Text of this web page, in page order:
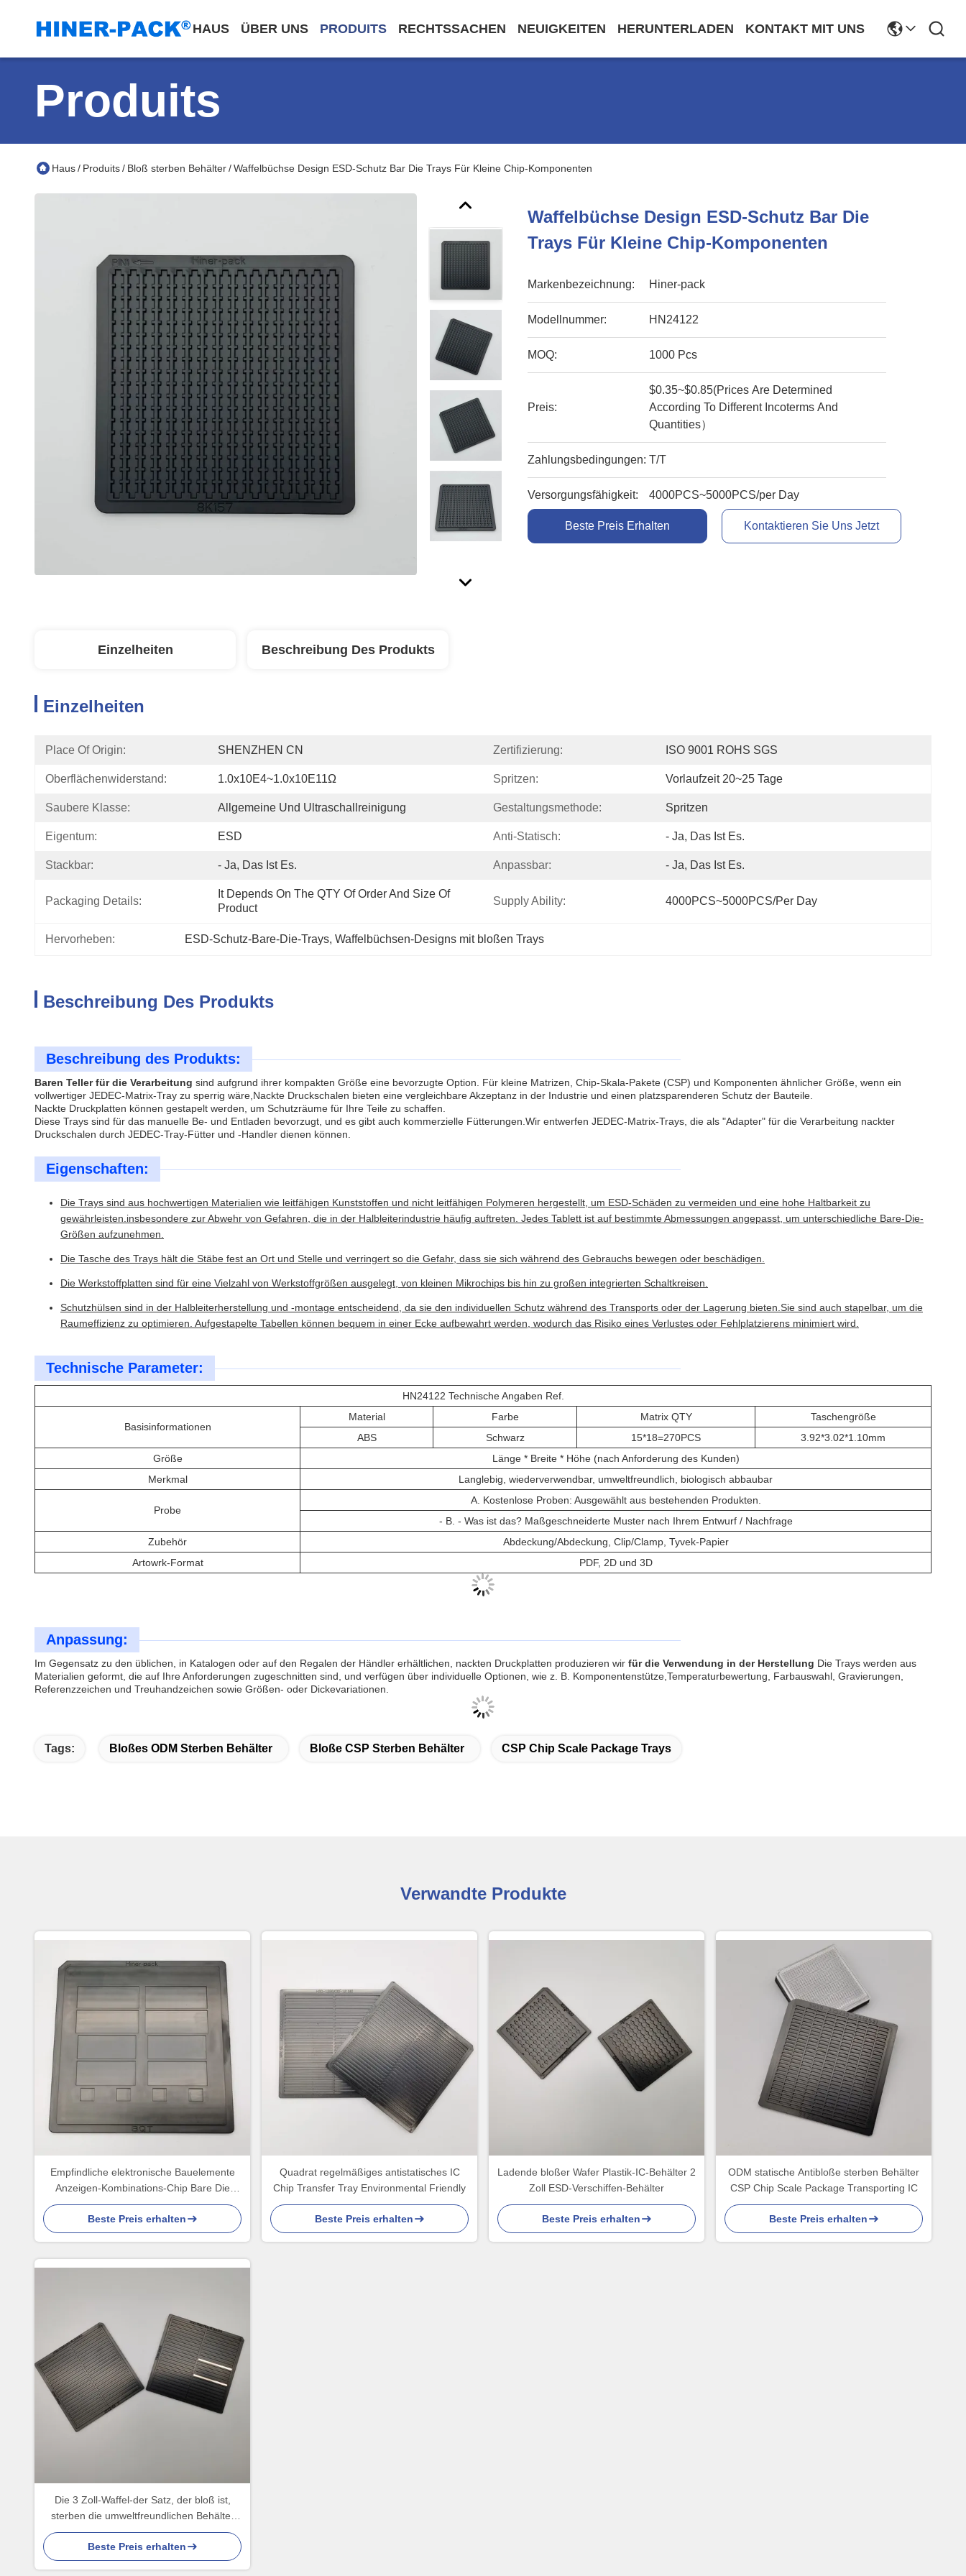
HAUS ÜBER UNS PRODUITS RECHTSSACHEN NEUIGKEITEN HERUNTERLADEN KONTAKT MIT UNS
Produits
Haus/ Produits/ Bloß sterben Behälter/Waffelbüchse Design ESD-Schutz Bar Die Trays Für Kleine Chip-Komponenten
Waffelbüchse Design ESD-Schutz Bar Die
Trays Für Kleine Chip-Komponenten
Markenbezeichnung: Hiner-pack
Modellnummer: HN24122
MOQ: 1000 Pcs
Preis:
$0.35~$0.85(Prices Are Determined
According To Different Incoterms And
Quantities）
Zahlungsbedingungen: T/T
Versorgungsfähigkeit: 4000PCS~5000PCS/per Day
Beste Preis Erhalten Kontaktieren Sie Uns Jetzt
Einzelheiten Beschreibung Des Produkts
Einzelheiten
Place Of Origin: SHENZHEN CN Zertifizierung: ISO 9001 ROHS SGS
Oberflächenwiderstand: 1.0x10E4~1.0x10E11Ω Spritzen: Vorlaufzeit 20~25 Tage
Saubere Klasse: Allgemeine Und Ultraschallreinigung Gestaltungsmethode: Spritzen
Eigentum: ESD Anti-Statisch: - Ja, Das Ist Es.
Stackbar: - Ja, Das Ist Es. Anpassbar: - Ja, Das Ist Es.
Packaging Details:
It Depends On The QTY Of Order And Size Of
Product
Supply Ability: 4000PCS~5000PCS/per Day
Hervorheben: ESD-Schutz-Bare-Die-Trays, Waffelbüchsen-Designs mit bloßen Trays
Beschreibung Des Produkts
Beschreibung des Produkts:
Baren Teller für die Verarbeitung sind aufgrund ihrer kompakten Größe eine bevorzugte Option. Für kleine Matrizen, Chip-Skala-Pakete (CSP) und Komponenten ähnlicher Größe, wenn ein
vollwertiger JEDEC-Matrix-Tray zu sperrig wäre,Nackte Druckschalen bieten eine vergleichbare Akzeptanz in der Industrie und einen platzsparenderen Schutz der Bauteile.
Nackte Druckplatten können gestapelt werden, um Schutzräume für Ihre Teile zu schaffen.
Diese Trays sind für das manuelle Be- und Entladen bevorzugt, und es gibt auch kommerzielle Fütterungen.Wir entwerfen JEDEC-Matrix-Trays, die als "Adapter" für die Verarbeitung nackter
Druckschalen durch JEDEC-Tray-Fütter und -Handler dienen können.
Eigenschaften:
Die Trays sind aus hochwertigen Materialien wie leitfähigen Kunststoffen und nicht leitfähigen Polymeren hergestellt, um ESD-Schäden zu vermeiden und eine hohe Haltbarkeit zu
gewährleisten.insbesondere zur Abwehr von Gefahren, die in der Halbleiterindustrie häufig auftreten. Jedes Tablett ist auf bestimmte Abmessungen angepasst, um unterschiedliche Bare-Die-
Größen aufzunehmen.
Die Tasche des Trays hält die Stäbe fest an Ort und Stelle und verringert so die Gefahr, dass sie sich während des Gebrauchs bewegen oder beschädigen.
Die Werkstoffplatten sind für eine Vielzahl von Werkstoffgrößen ausgelegt, von kleinen Mikrochips bis hin zu großen integrierten Schaltkreisen.
Schutzhülsen sind in der Halbleiterherstellung und -montage entscheidend, da sie den individuellen Schutz während des Transports oder der Lagerung bieten.Sie sind auch stapelbar, um die
Raumeffizienz zu optimieren. Aufgestapelte Tabellen können bequem in einer Ecke aufbewahrt werden, wodurch das Risiko eines Verlustes oder Fehlplatzierens minimiert wird.
Technische Parameter:
HN24122 Technische Angaben Ref.
Basisinformationen
Material Farbe Matrix QTY
Taschengröße
ABS
Schwarz 15*18=270PCS
3.92*3.02*1.10mm
Größe
Länge * Breite * Höhe (nach Anforderung des Kunden)
Merkmal
Langlebig, wiederverwendbar, umweltfreundlich, biologisch abbaubar
Probe
A. Kostenlose Proben: Ausgewählt aus bestehenden Produkten.
- B. - Was ist das? Maßgeschneiderte Muster nach Ihrem Entwurf / Nachfrage
Zubehör
Abdeckung/Abdeckung, Clip/Clamp, Tyvek-Papier
Artowrk-Format
PDF, 2D und 3D
Anpassung:
Im Gegensatz zu den üblichen, in Katalogen oder auf den Regalen der Händler erhältlichen, nackten Druckplatten produzieren wir für die Verwendung in der Herstellung Die Trays werden aus
Materialien geformt, die auf Ihre Anforderungen zugeschnitten sind, und verfügen über individuelle Optionen, wie z. B. Komponentenstütze,Temperaturbewertung, Farbauswahl, Gravierungen,
Referenzzeichen und Treuhandzeichen sowie Größen- oder Dickevariationen.
Tags: Bloßes ODM Sterben Behälter Bloße CSP Sterben Behälter CSP Chip Scale Package Trays
Verwandte Produkte
Empfindliche elektronische Bauelemente
Anzeigen-Kombinations-Chip Bare Die
Trays Fors
Beste Preis erhalten
Quadrat regelmäßiges antistatisches IC
Chip Transfer Tray Environmental Friendly
Beste Preis erhalten
Ladende bloßer Wafer Plastik-IC-Behälter 2
Zoll ESD-Verschiffen-Behälter
Beste Preis erhalten
ODM statische Antibloße sterben Behälter
CSP Chip Scale Package Transporting IC
Beste Preis erhalten
Die 3 Zoll-Waffel-der Satz, der bloß ist,
sterben die umweltfreundlichen Behälter
44PCS
Beste Preis erhalten